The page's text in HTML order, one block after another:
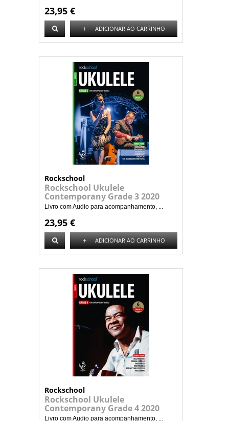
23,95 €
+ ADICIONAR AO CARRINHO
Rockschool
Rockschool Ukulele
Contemporany Grade 3 2020
Livro com Audio para acompanhamento, ...
23,95 €
+ ADICIONAR AO CARRINHO
Rockschool
Rockschool Ukulele
Contemporany Grade 4 2020
Livro com Audio para acompanhamento, ...